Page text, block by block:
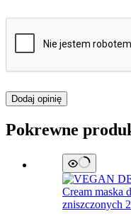
Dodaj opinię
Pokrewne